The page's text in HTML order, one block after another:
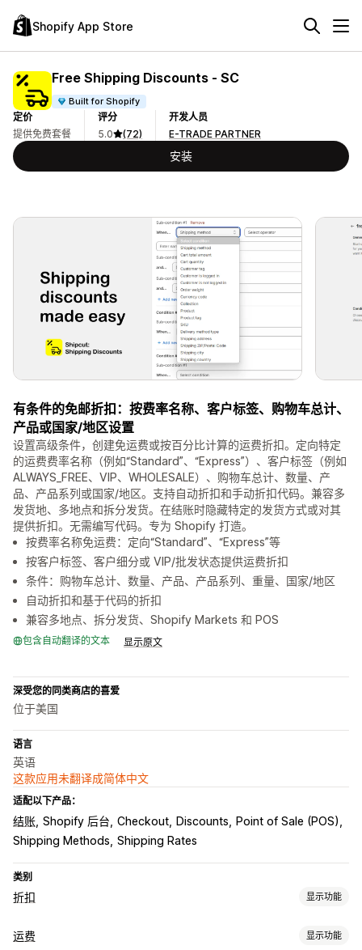
Shopify App Store
Free Shipping Discounts ‑ SC
Built for Shopify
定价
提供免费套餐
评分
5.0
(72)
开发人员
E-TRADE PARTNER
安装
有条件的免邮折扣：按费率名称、客户标签、购物车总计、
产品或国家/地区设置
设置高级条件，创建免运费或按百分比计算的运费折扣。定向特定
的运费费率名称（例如“Standard”、“Express”）、客户标签（例如
ALWAYS_FREE、VIP、WHOLESALE）、购物车总计、数量、产
品、产品系列或国家/地区。支持自动折扣和手动折扣代码。兼容多
发货地、多地点和拆分发货。在结账时隐藏特定的发货方式或对其
提供折扣。无需编写代码。专为 Shopify 打造。
按费率名称免运费：定向“Standard”、“Express”等
按客户标签、客户细分或 VIP/批发状态提供运费折扣
条件：购物车总计、数量、产品、产品系列、重量、国家/地区
自动折扣和基于代码的折扣
兼容多地点、拆分发货、Shopify Markets 和 POS
包含自动翻译的文本 显示原文
深受您的同类商店的喜爱
位于美国
语言
英语
这款应用未翻译成简体中文
适配以下产品：
结账 Shopify 后台 Checkout Discounts
Point of Sale (POS)
Shipping Methods Shipping Rates
类别
折扣 显示功能
折扣类型
运费 显示功能